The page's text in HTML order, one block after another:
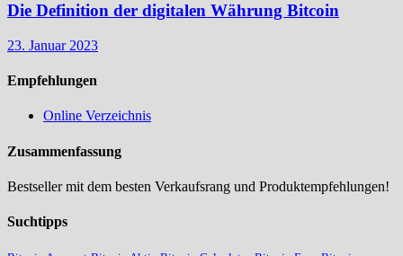
Die Definition der digitalen Währung Bitcoin
23. Januar 2023
Empfehlungen
Online Verzeichnis
Zusammenfassung
Bestseller mit dem besten Verkaufsrang und Produktempfehlungen!
Suchtipps